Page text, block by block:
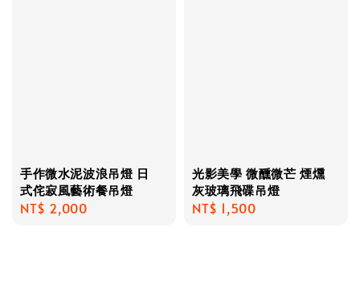
手作微水泥波浪吊燈 日
式侘寂風藝術餐吊燈
Regular
NT$ 2,000
光影美學 微醺微芒 煙燻
灰玻璃飛碟吊燈
Regular
NT$ 1,500